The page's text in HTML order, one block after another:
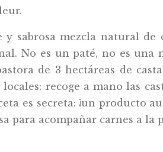
sabrosa mezcla natural de
No es un paté, no es
de 3 hectáreas de
recoge a mano las
es secreta: ¡un producto
para acompañar carnes a la